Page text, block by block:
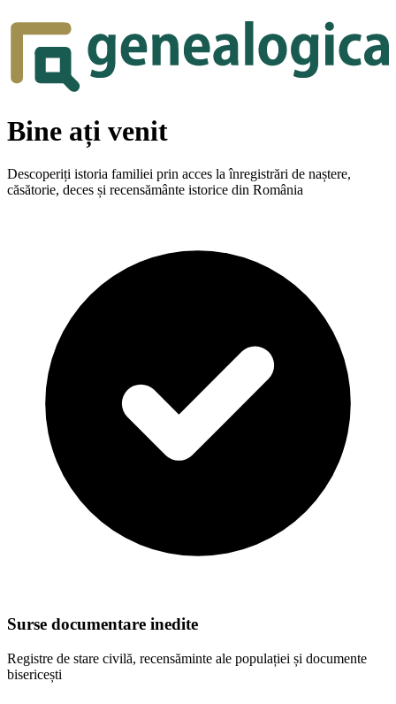
Bine ați venit
Descoperiți istoria familiei prin acces la înregistrări de naștere,
căsătorie, deces și recensământe istorice din România
Surse documentare inedite
Registre de stare civilă, recensăminte ale populației și documente
bisericești